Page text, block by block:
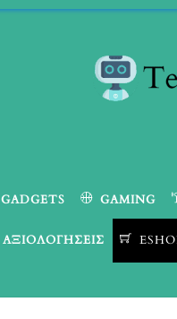
GADGETS GAMING
ΑΞΙΟΛΟΓΉΣΕΙΣ